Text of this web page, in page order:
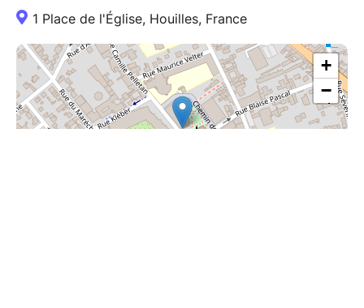
1 Place de l'Église, Houilles, France
+
−